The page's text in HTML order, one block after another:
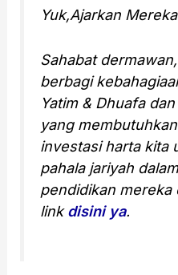
Yuk,Ajarkan
Sahabat
berbagi
Yatim & Dhuafa
yang
investasi harta kita
pahala jariyah
pendidikan mereka
linkdisini ya.